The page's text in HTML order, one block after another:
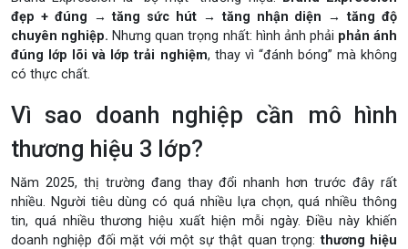
đẹp + đúng → tăng sức hút → tăng nhận diện → tăng độ
chuyên nghiệp. Nhưng quan trọng nhất: hình ảnh phải phản ánh
đúng lớp lõi và lớp trải nghiệm, thay vì “đánh bóng” mà không
có thực chất.
Vì sao doanh nghiệp cần mô hình
thương hiệu 3 lớp?
Năm 2025, thị trường đang thay đổi nhanh hơn trước đây rất
nhiều. Người tiêu dùng có quá nhiều lựa chọn, quá nhiều thông
tin, quá nhiều thương hiệu xuất hiện mỗi ngày. Điều này khiến
doanh nghiệp đối mặt với một sự thật quan trọng:thương hiệu